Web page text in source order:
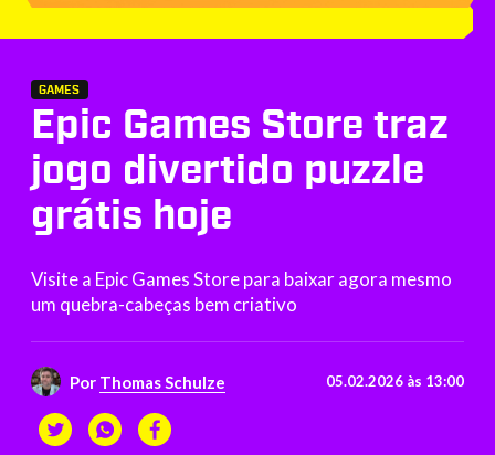
GAMES
Epic Games Store traz
jogo divertido puzzle
grátis hoje
Visite a Epic Games Store para baixar agora mesmo
um quebra-cabeças bem criativo
Por Thomas Schulze 05.02.2026 às 13:00